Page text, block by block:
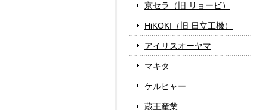
京セラ（旧 リョービ）
HiKOKI（旧 日立工機）
アイリスオーヤマ
マキタ
ケルヒャー
蔵王産業